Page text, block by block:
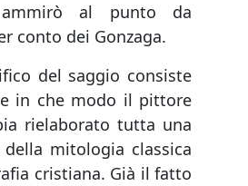
al punto da
conto dei Gonzaga.
del saggio consiste
in che modo il pittore
rielaborato tutta una
mitologia classica
cristiana. Già il fatto